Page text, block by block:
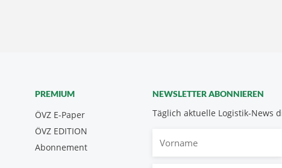
NEWSLETTER ABONNIEREN
Täglich aktuelle Logistik-News
PREMIUM
ÖVZ E-Paper
Abonnement
ÖVZ EDITION